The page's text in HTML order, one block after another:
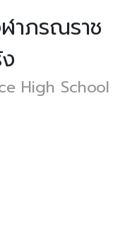
าภรณราช
High School